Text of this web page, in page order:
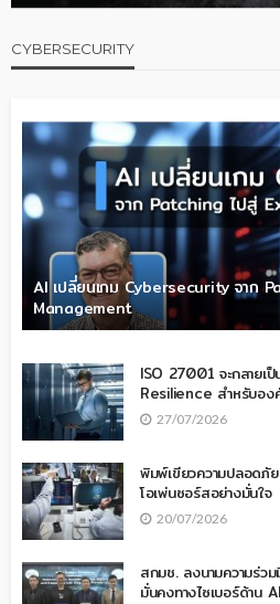
CYBERSECURITY
AI เปลี่ยนเกม Cybersecurity จาก
Management
ISO 27001 จะกลายเ
Resilience สำหรับอง
27/07/2026
พิมพ์เขียวความปลอดภั
โอเพ่นซอร์สอย่างมั่นใจ
20/07/2026
สกมช. ลงนามความร่ว
มั่นคงทางไซเบอร์ด้าน AI